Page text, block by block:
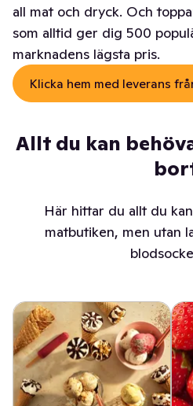
all mat och dryck. Och
som alltid ger dig 500
marknadens lägsta pris.
Klicka hem med leverans
Allt du kan
Här hittar du allt du
matbutiken, men utan